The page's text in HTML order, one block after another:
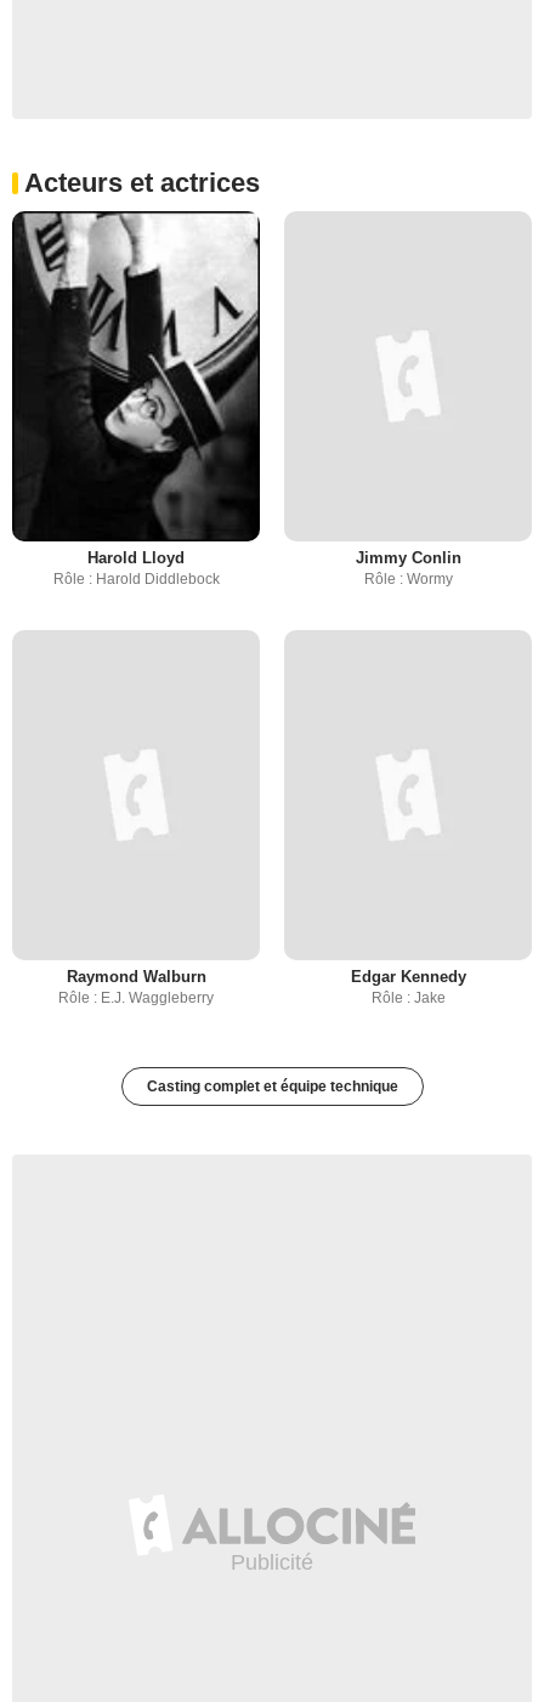
Acteurs et actrices
Harold Lloyd
Rôle : Harold Diddlebock
Jimmy Conlin
Rôle : Wormy
Raymond Walburn
Rôle : E.J. Waggleberry
Edgar Kennedy
Rôle : Jake
Casting complet et équipe technique